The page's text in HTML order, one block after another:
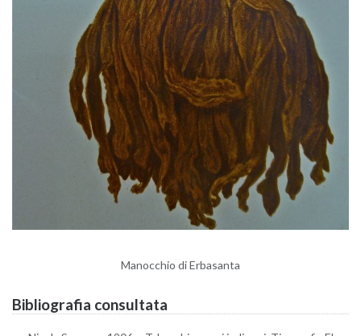
Ma­noc­chio di Er­ba­san­ta
Bi­blio­gra­fia con­sul­ta­ta